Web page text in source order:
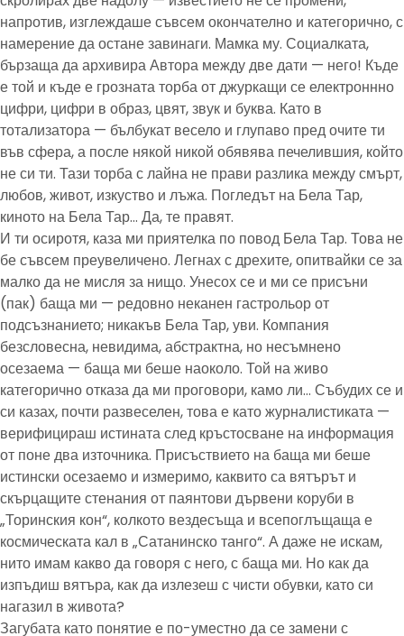
напротив, изглеждаше съвсем окончателно и категорично, с
намерение да остане завинаги. Мамка му. Социалката,
бързаща да архивира Автора между две дати — него! Къде
е той и къде е грозната торба от джуркащи се електроннно
цифри, цифри в образ, цвят, звук и буква. Като в
тотализатора — бълбукат весело и глупаво пред очите ти
във сфера, а после някой никой обявява печелившия, който
не си ти. Тази торба с лайна не прави разлика между смърт,
любов, живот, изкуство и лъжа. Погледът на Бела Тар,
киното на Бела Тар… Да, те правят.
И ти осиротя, каза ми приятелка по повод Бела Тар. Това не
бе съвсем преувеличено. Легнах с дрехите, опитвайки се за
малко да не мисля за нищо. Унесох се и ми се присъни
(пак) баща ми — редовно неканен гастрольор от
подсъзнанието; никакъв Бела Тар, уви. Компания
безсловесна, невидима, абстрактна, но несъмнено
осезаема — баща ми беше наоколо. Той на живо
категорично отказа да ми проговори, камо ли… Събудих се и
си казах, почти развеселен, това е като журналистиката —
верифицираш истината след кръстосване на информация
от поне два източника. Присъствието на баща ми беше
истински осезаемо и измеримо, каквито са вятърът и
скърцащите стенания от паянтови дървени коруби в
„Торинския кон“, колкото вездесъща и всепоглъщаща е
космическата кал в „Сатанинско танго“. А даже не искам,
нито имам какво да говоря с него, с баща ми. Но как да
изпъдиш вятъра, как да излезеш с чисти обувки, като си
нагазил в живота?
Загубата като понятие е по-уместно да се замени с